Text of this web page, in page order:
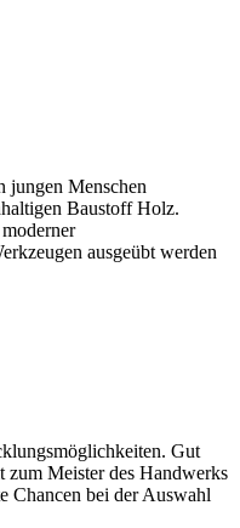
jungen Menschen
Baustoff Holz.
ausgeübt werden
Gut
zum Meister des Handwerks
Chancen bei der Auswahl